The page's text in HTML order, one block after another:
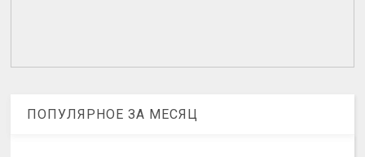
ПОПУЛЯРНОЕ ЗА МЕСЯЦ